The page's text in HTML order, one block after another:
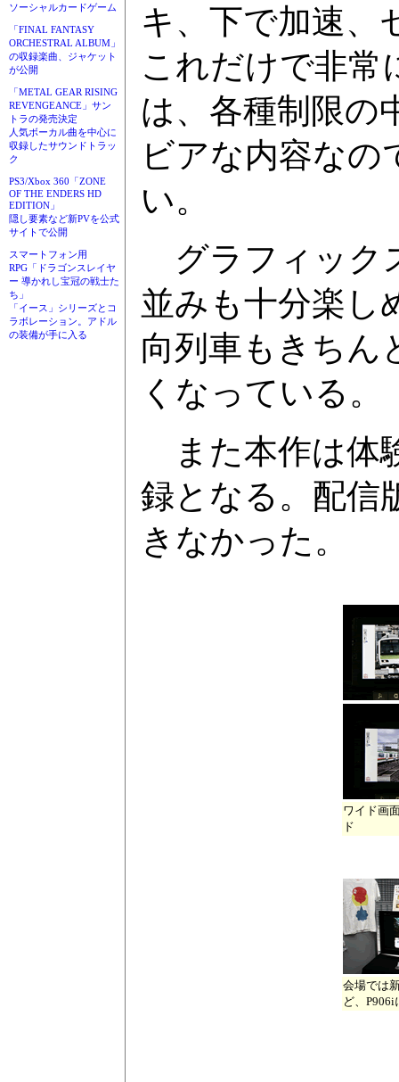
ソーシャルカードゲーム
「FINAL FANTASY
ORCHESTRAL ALBUM」
の収録楽曲、ジャケット
が公開
「METAL GEAR RISING
REVENGEANCE」サン
トラの発売決定
人気ボーカル曲を中心に
収録したサウンドトラッ
ク
PS3/Xbox 360「ZONE
OF THE ENDERS HD
EDITION」
隠し要素など新PVを公式
サイトで公開
スマートフォン用
RPG「ドラゴンスレイヤ
ー 導かれし宝冠の戦士た
ち」
「イース」シリーズとコ
ラボレーション。アドル
の装備が手に入る
キ、下で加速、
これだけで非常
は、各種制限の
ビアな内容なの
い。
グラフィック
並みも十分楽し
向列車もきちん
くなっている。
また本作は体
録となる。配信
きなかった。
ワイド画
ド
会場では
ど、